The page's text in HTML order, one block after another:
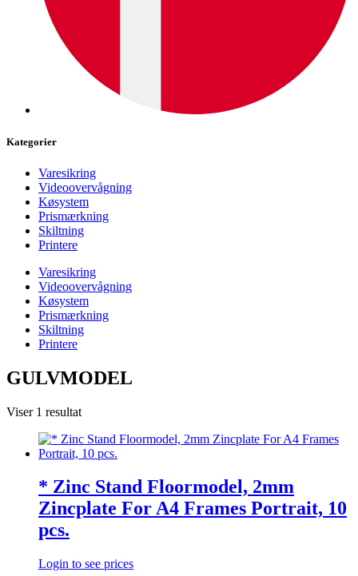
Kategorier
Varesikring
Videoovervågning
Køsystem
Prismærkning
Skiltning
Printere
Varesikring
Videoovervågning
Køsystem
Prismærkning
Skiltning
Printere
GULVMODEL
Viser 1 resultat
* Zinc Stand Floormodel, 2mm
Zincplate For A4 Frames Portrait, 10
pcs.
Login to see prices